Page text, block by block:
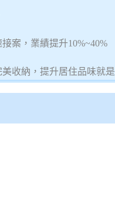
案，業績提升10%~40%
收納，提升居住品味就